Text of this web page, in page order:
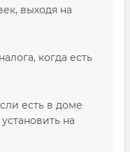
выходя на
когда есть
есть в доме
на